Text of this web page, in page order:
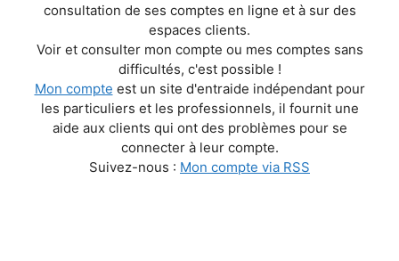
consultation de ses comptes en ligne et à sur des
espaces clients.
Voir et consulter mon compte ou mes comptes sans
difficultés, c'est possible !
Mon compte est un site d'entraide indépendant pour
les particuliers et les professionnels, il fournit une
aide aux clients qui ont des problèmes pour se
connecter à leur compte.
Suivez-nous : Mon compte via RSS